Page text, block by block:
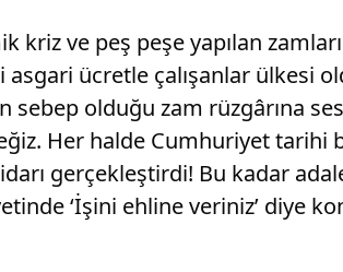
ve peş peşe yapılan
asgari ücretle çalışanlar ülkesi
olduğu zam rüzgârına
Her halde Cumhuriyet tarihi
gerçekleştirdi! Bu kadar
‘İşini ehline veriniz’ diye